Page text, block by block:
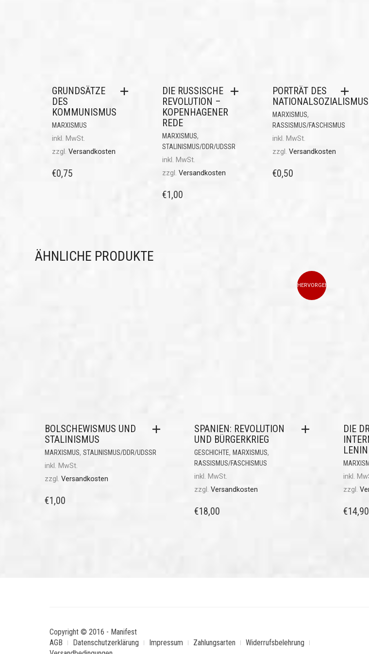
GRUNDSÄTZE
DES
KOMMUNISMUS
MARXISMUS
inkl. MwSt.
zzgl. Versandkosten
€0,75
DIE RUSSISCHE
REVOLUTION –
KOPENHAGENER
REDE
MARXISMUS,
STALINISMUS/DDR/UDSSR
inkl. MwSt.
zzgl. Versandkosten
€1,00
PORTRÄT DES
NATIONALSOZIALISMUS
MARXISMUS,
RASSISMUS/FASCHISMUS
inkl. MwSt.
zzgl. Versandkosten
€0,50
ÄHNLICHE PRODUKTE
BOLSCHEWISMUS UND
STALINISMUS
MARXISMUS, STALINISMUS/DDR/UDSSR
inkl. MwSt.
zzgl. Versandkosten
€1,00
HERVORGEHOBEN
SPANIEN: REVOLUTION
UND BÜRGERKRIEG
GESCHICHTE, MARXISMUS,
RASSISMUS/FASCHISMUS
inkl. MwSt.
zzgl. Versandkosten
€18,00
DIE
LENIN
inkl.
zzgl.
€14,90
Copyright © 2016 - Manifest
AGB
Datenschutzerklärung Impressum Zahlungsarten
Widerrufsbelehrung